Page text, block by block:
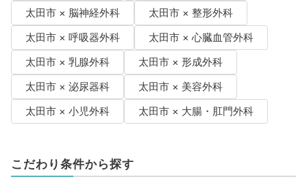
太田市 × 脳神経外科
太田市 × 整形外科
太田市 × 呼吸器外科
太田市 × 心臓血管外科
太田市 × 乳腺外科
太田市 × 形成外科
太田市 × 泌尿器科
太田市 × 美容外科
太田市 × 小児外科
太田市 × 大腸・肛門外科
こだわり条件から探す